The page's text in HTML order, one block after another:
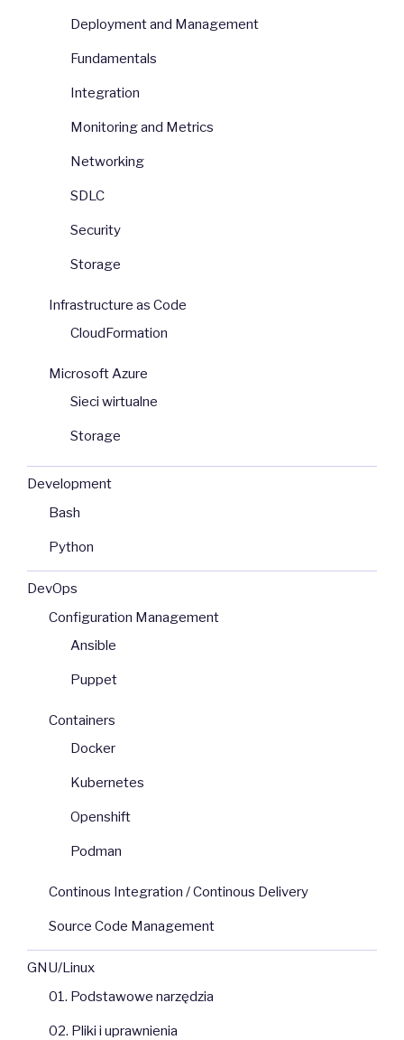
Deployment and Management
Fundamentals
Integration
Monitoring and Metrics
Networking
SDLC
Security
Storage
Infrastructure as Code
CloudFormation
Microsoft Azure
Sieci wirtualne
Storage
Development
Bash
Python
DevOps
Configuration Management
Ansible
Puppet
Containers
Docker
Kubernetes
Openshift
Podman
Continous Integration / Continous Delivery
Source Code Management
GNU/Linux
01. Podstawowe narzędzia
02. Pliki i uprawnienia